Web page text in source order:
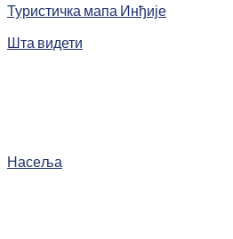
Туристичка мапа Инђије
Шта видети
Насеља